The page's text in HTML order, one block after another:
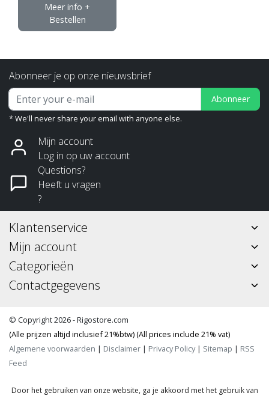
Meer info +
Bestellen
Abonneer je op onze nieuwsbrief
Abonneer
* We'll never share your email with anyone else.
Mijn account
Log in op uw account
Questions?
Heeft u vragen
?
Klantenservice
Mijn account
Categorieën
Contactgegevens
© Copyright 2026 - Rigostore.com
(Alle prijzen altijd inclusief 21%btw) (All prices include 21% vat)
Algemene voorwaarden | Disclaimer | Privacy Policy| Sitemap | RSS
Feed
Door het gebruiken van onze website, ga je akkoord met het gebruik van